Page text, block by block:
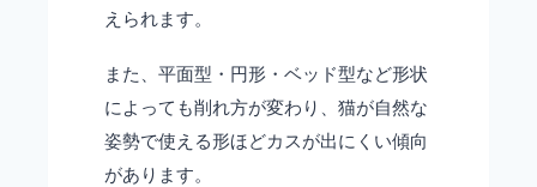
えられます。
また、平面型・円形・ベッド型など形状
によっても削れ方が変わり、猫が自然な
姿勢で使える形ほどカスが出にくい傾向
があります。